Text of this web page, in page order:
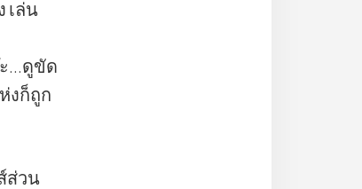
เล่น
...ดูขัด
งก็ถูก
ส่วน